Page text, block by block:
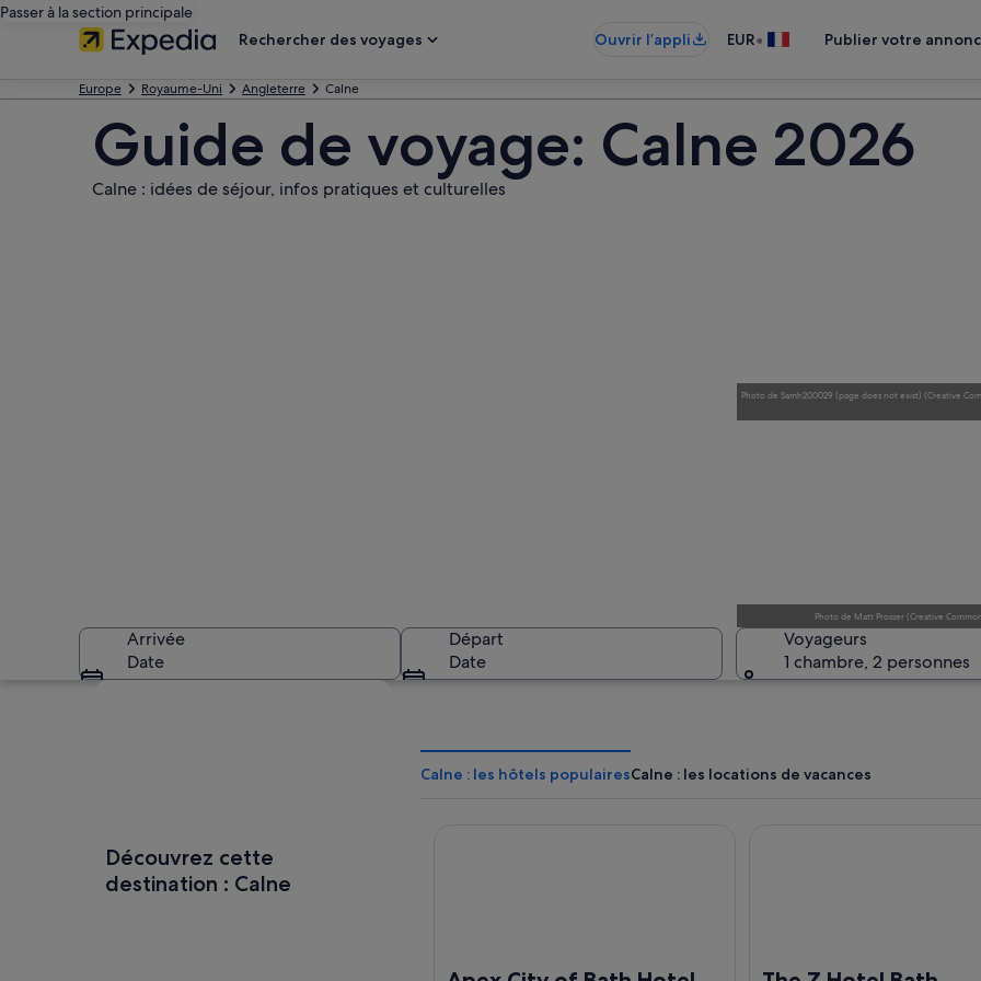
Passer à la section principale
Rechercher des voyages
Ouvrir l’appli EUR• Publier votre
Europe Royaume-Uni Angleterre Calne
Guide de voyage: Calne 2026
Calne : idées de séjour, infos pratiques et culturelles
Photo de Samh200029 (page does not exist) (Creative
Photo de Matt Prosser (Creative
Arrivée
Date
Départ
Date
Voyageurs
1 chambre, 2 personnes
Découvrez cette
destination : Calne
Calne : les hôtels populairesCalne : les locations de vacances